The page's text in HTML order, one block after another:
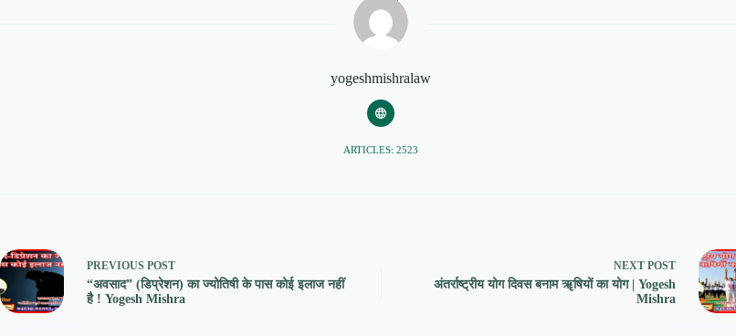
yogeshmishralaw
ARTICLES: 2523
PREVIOUS POST
“अवसाद” (डिप्रेशन) का ज्योतिषी के पास कोई इलाज नहीं
है ! Yogesh Mishra
NEXT POST
अंतर्राष्ट्रीय योग दिवस बनाम ॠषियों का योग | Yogesh
Mishra